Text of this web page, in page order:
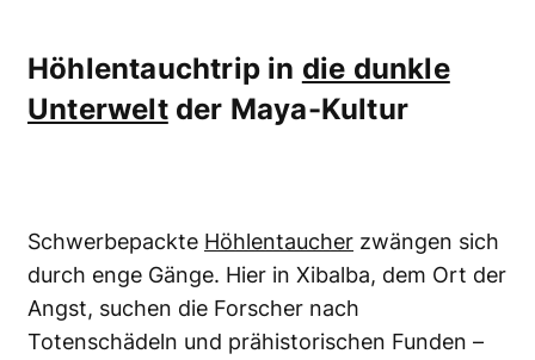
Höhlentauchtrip in die dunkle
Unterweltder Maya-Kultur
Schwerbepackte Höhlentaucher zwängen sich
durch enge Gänge. Hier in Xibalba, dem Ort der
Angst, suchen die Forscher nach
Totenschädeln und prähistorischen Funden –